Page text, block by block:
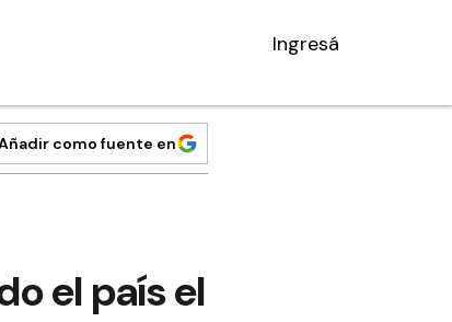
Ingresá
como fuente en
el país el